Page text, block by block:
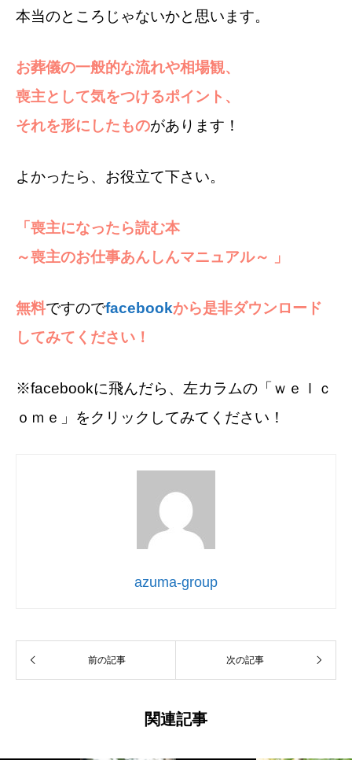
本当のところじゃないかと思います。
お葬儀の一般的な流れや相場観、
喪主として気をつけるポイント、
それを形にしたものがあります！
よかったら、お役立て下さい。
「喪主になったら読む本
～喪主のお仕事あんしんマニュアル～ 」
無料ですのでfacebookから是非ダウンロード
してみてください！
※facebookに飛んだら、左カラムの「ｗｅｌｃ
ｏｍｅ」をクリックしてみてください！
azuma-group
前の記事 次の記事
関連記事